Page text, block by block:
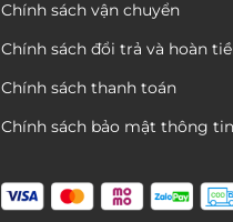
Chính sách vận chuyển
Chính sách đổi trả và hoàn
Chính sách thanh toán
Chính sách bảo mật thông tin